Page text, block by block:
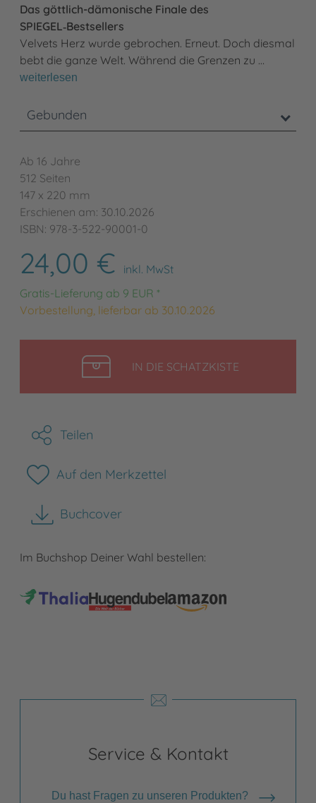
Das göttlich-dämonische Finale des
SPIEGEL‑Bestsellers
Velvets Herz wurde gebrochen. Erneut. Doch diesmal
bebt die ganze Welt. Während die Grenzen zu …
weiterlesen
Gebunden
Ab 16 Jahre
512 Seiten
147 x 220 mm
Erschienen am: 30.10.2026
ISBN: 978-3-522-90001-0
24,00 €
inkl. MwSt
Gratis-Lieferung ab 9 EUR *
Vorbestellung, lieferbar ab 30.10.2026
IN DIE SCHATZKISTELEGEN
Teilen
Auf den Merkzettel
Buchcover
herunterladen
Im Buchshop Deiner Wahl bestellen:
Service & Kontakt
Du hast Fragen zu unseren Produkten?